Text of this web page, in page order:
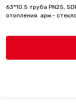
63*10.5 труба PN25,
отопления. арм.-